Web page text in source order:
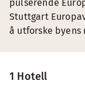
1 Hotell
pulserende
Stuttgart
å utforske byens